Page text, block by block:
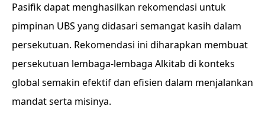
Pasifik dapat menghasilkan rekomendasi untuk
pimpinan UBS yang didasari semangat kasih dalam
persekutuan. Rekomendasi ini diharapkan membuat
persekutuan lembaga-lembaga Alkitab di konteks
global semakin efektif dan efisien dalam menjalankan
mandat serta misinya.